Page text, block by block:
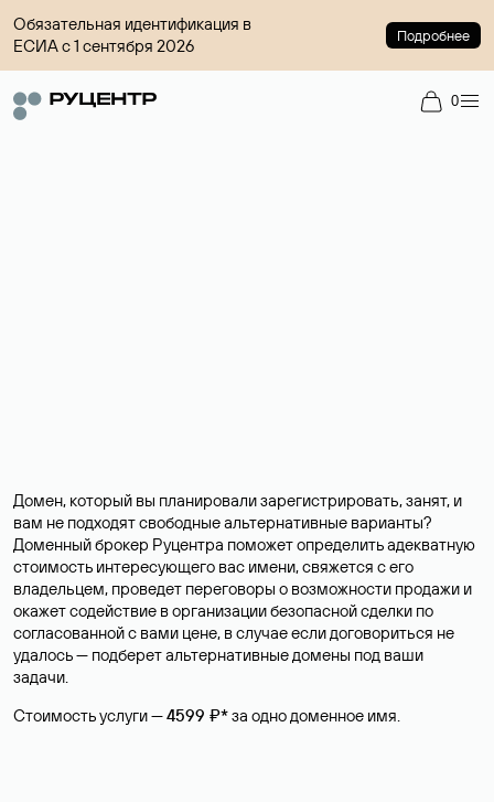
Обязательная идентификация в
ЕСИА с 1 сентября 2026
Подробнее
0
Домен, который вы планировали зарегистрировать, занят, и
вам не подходят свободные альтернативные варианты?
Доменный брокер Руцентра поможет определить адекватную
стоимость интересующего вас имени, свяжется с его
владельцем, проведет переговоры о возможности продажи и
окажет содействие в организации безопасной сделки по
согласованной с вами цене, в случае если договориться не
удалось — подберет альтернативные домены под ваши
задачи.
Стоимость услуги —4599 ₽*за одно доменное имя.